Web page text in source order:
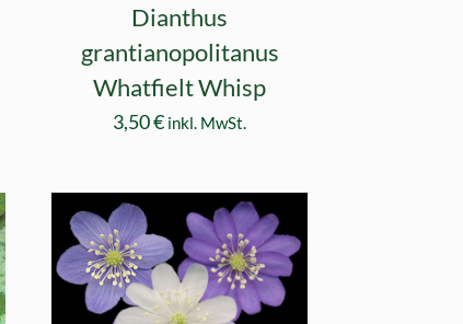
Dianthus
grantianopolitanus
Whatfielt Whisp
3,50€ inkl. MwSt.